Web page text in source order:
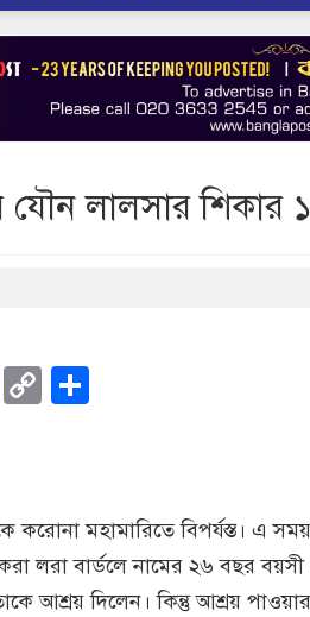
লালসার শিকার
PrintFriendly
Copy
Link
মহামারিতে বিপর্যস্ত। এ
লরা বার্ডলে নামের ২৬ বছর
আশ্রয় দিলেন। কিন্তু আশ্রয়